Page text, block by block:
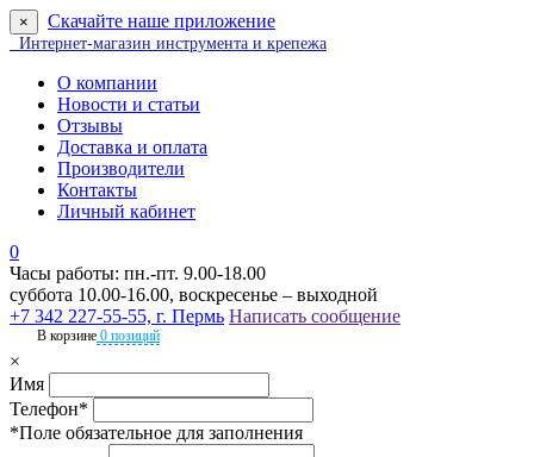
× Скачайте наше приложение
Интернет-магазин инструмента и крепежа
О компании
Новости и статьи
Отзывы
Доставка и оплата
Производители
Контакты
Личный кабинет
0
Часы работы: пн.-пт. 9.00-18.00
суббота 10.00-16.00, воскресенье – выходной
+7 342 227-55-55, г. Пермь Написать сообщение
В корзине 0 позиций
×
Имя
Телефон*
*Поле обязательное для заполнения